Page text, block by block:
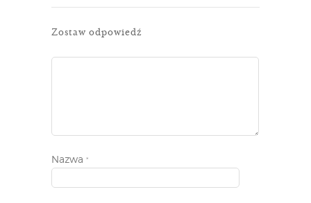
Zostaw odpowiedź
Nazwa *